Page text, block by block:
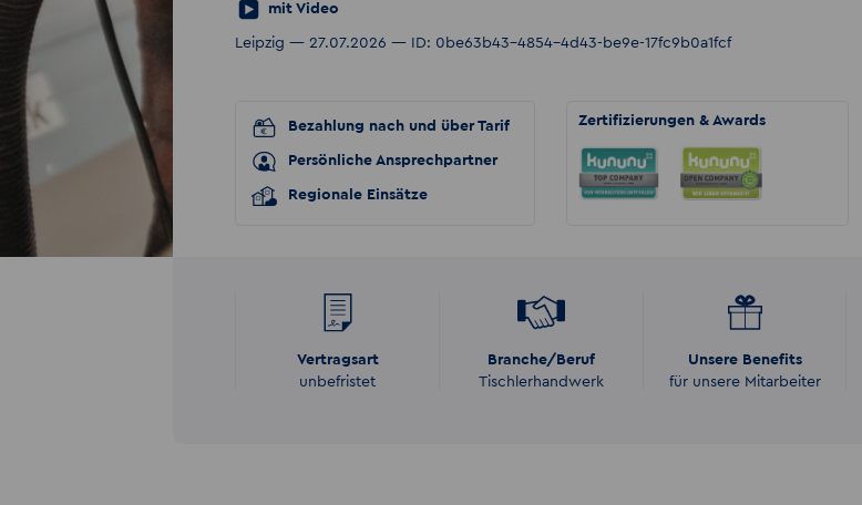
mit Video
Leipzig — 27.07.2026 — ID: 0be63b43-4854-4d43-be9e-17fc9b0a1fcf
Bezahlung nach und über Tarif
Persönliche Ansprechpartner
Regionale Einsätze
Zertifizierungen & Awards
Rensen E
Kompetentes und nettes Team, gehen auch
auf Extras ein und unterstützen superschnell
beim Jobwechsel...
Vertragsart
unbefristet
Branche/Beruf
Tischlerhandwerk
Unsere Benefits
für unsere Mitarbeiter